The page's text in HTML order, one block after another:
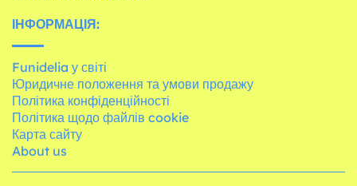
ІНФОРМАЦІЯ:
Funidelia у світі
Юридичне положення та умови продажу
Політика конфіденційності
Політика щодо файлів cookie
Карта сайту
About us